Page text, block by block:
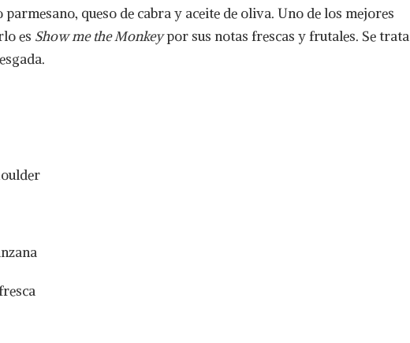
parmesano, queso de cabra y aceite de oliva. Uno de los mejores
es Show me the Monkeypor sus notas frescas y frutales. Se trata